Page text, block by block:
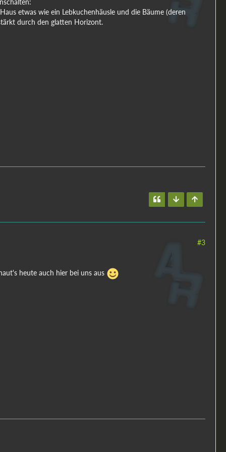
etwas wie ein Lebkuchenhäusle und die Bäume (deren
durch den glatten Horizont.
#3
heute auch hier bei uns aus